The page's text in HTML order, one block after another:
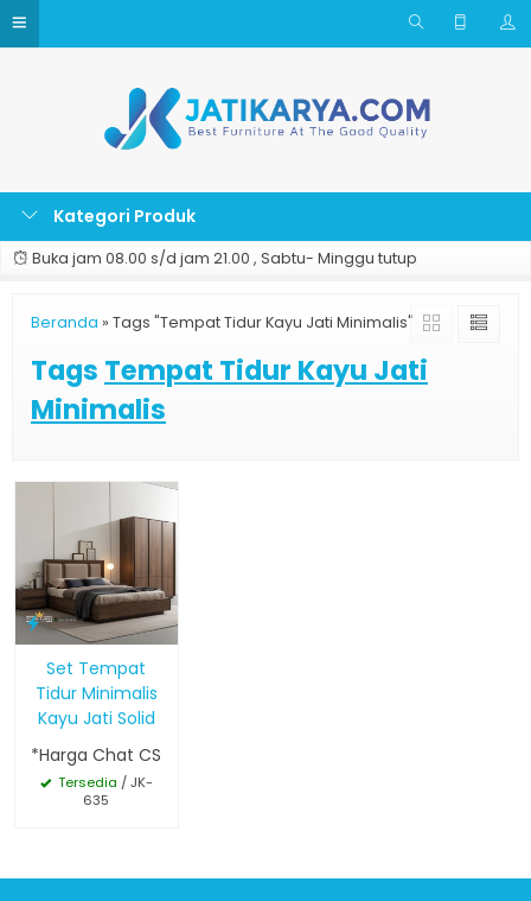
Kategori Produk
Buka jam 08.00 s/d jam 21.00 , Sabtu- Minggu tutup
Beranda » Tags "Tempat Tidur Kayu Jati Minimalis"
Tags Tempat Tidur Kayu Jati
Minimalis
Set Tempat
Tidur Minimalis
Kayu Jati Solid
*Harga Chat CS
Tersedia / JK-
635